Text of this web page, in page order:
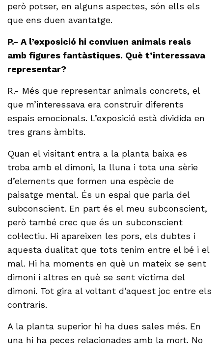
però potser, en alguns aspectes, són ells els
que ens duen avantatge.
P.- A l’exposició hi conviuen animals reals
amb figures fantàstiques. Què t’interessava
representar?
R.- Més que representar animals concrets, el
que m’interessava era construir diferents
espais emocionals. L’exposició està dividida en
tres grans àmbits.
Quan el visitant entra a la planta baixa es
troba amb el dimoni, la lluna i tota una sèrie
d’elements que formen una espècie de
paisatge mental. És un espai que parla del
subconscient. En part és el meu subconscient,
però també crec que és un subconscient
col·lectiu. Hi apareixen les pors, els dubtes i
aquesta dualitat que tots tenim entre el bé i el
mal. Hi ha moments en què un mateix se sent
dimoni i altres en què se sent víctima del
dimoni. Tot gira al voltant d’aquest joc entre els
contraris.
A la planta superior hi ha dues sales més. En
una hi ha peces relacionades amb la mort. No